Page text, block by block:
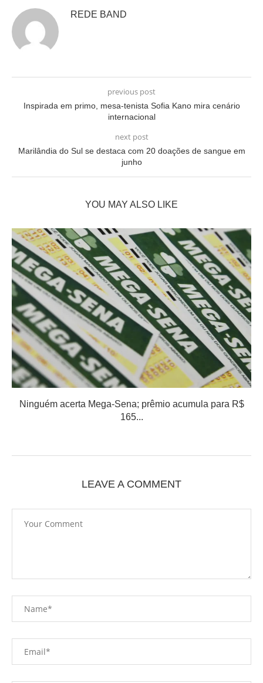
REDE BAND
previous post
Inspirada em primo, mesa-tenista Sofia Kano mira cenário
internacional
next post
Marilândia do Sul se destaca com 20 doações de sangue em
junho
YOU MAY ALSO LIKE
Ninguém acerta Mega-Sena; prêmio acumula para R$
165...
LEAVE A COMMENT